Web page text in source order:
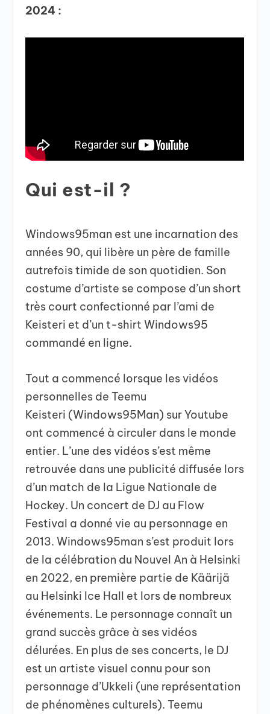
2024 :
Qui est-il ?
Windows95man est une incarnation des
années 90, qui libère un père de famille
autrefois timide de son quotidien. Son
costume d’artiste se compose d’un short
très court confectionné par l’ami de
Keisteri et d’un t-shirt Windows95
commandé en ligne.
Tout a commencé lorsque les vidéos
personnelles de Teemu
Keisteri (Windows95Man) sur Youtube
ont commencé à circuler dans le monde
entier. L’une des vidéos s’est même
retrouvée dans une publicité diffusée lors
d’un match de la Ligue Nationale de
Hockey. Un concert de DJ au Flow
Festival a donné vie au personnage en
2013. Windows95man s’est produit lors
de la célébration du Nouvel An à Helsinki
en 2022, en première partie de Käärijä
au Helsinki Ice Hall et lors de nombreux
événements. Le personnage connaît un
grand succès grâce à ses vidéos
délurées. En plus de ses concerts, le DJ
est un artiste visuel connu pour son
personnage d’Ukkeli (une représentation
de phénomènes culturels). Teemu